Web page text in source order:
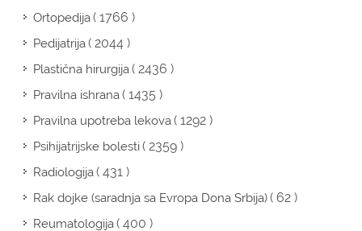
Ortopedija( 1766 )
Pedijatrija( 2044 )
Plastična hirurgija( 2436 )
Pravilna ishrana( 1435 )
Pravilna upotreba lekova( 1292 )
Psihijatrijske bolesti( 2359 )
Radiologija( 431 )
Rak dojke (saradnja sa Evropa Dona Srbija)( 62 )
Reumatologija( 400 )